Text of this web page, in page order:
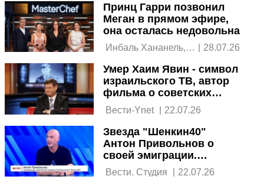
Принц Гарри позвонил
Меган в прямом эфире,
она осталась недовольна
Инбаль Хананель,
| 28.07.26
Умер Хаим Явин - символ
израильского ТВ, автор
фильма о советских
евреях
Вести-Ynet | 22.07.26
Звезда "Шенкин40"
Антон Привольнов о
своей эмиграции.
Интервью в студии
"Вестей"
| 22.07.26